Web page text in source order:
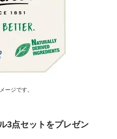
ージです。
3点セットをプレゼン